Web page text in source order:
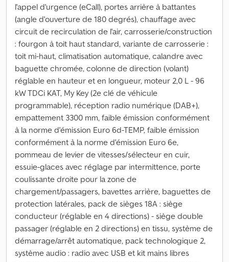
l'appel d'urgence (eCall), portes arrière à battantes
(angle d'ouverture de 180 degrés), chauffage avec
circuit de recirculation de l'air, carrosserie/construction
: fourgon à toit haut standard, variante de carrosserie :
toit mi-haut, climatisation automatique, calandre avec
baguette chromée, colonne de direction (volant)
réglable en hauteur et en longueur, moteur 2,0 L - 96
kW TDCi KAT, My Key (2e clé de véhicule
programmable), réception radio numérique (DAB+),
empattement 3300 mm, faible émission conformément
à la norme d'émission Euro 6d-TEMP, faible émission
conformément à la norme d'émission Euro 6e,
pommeau de levier de vitesses/sélecteur en cuir,
essuie-glaces avec réglage par intermittence, porte
coulissante droite pour la zone de
chargement/passagers, bavettes arrière, baguettes de
protection latérales, pack de sièges 18A : siège
conducteur (réglable en 4 directions) - siège double
passager (réglable en 2 directions) en tissu, système de
démarrage/arrêt automatique, pack technologique 2,
système audio : radio avec USB et kit mains libres